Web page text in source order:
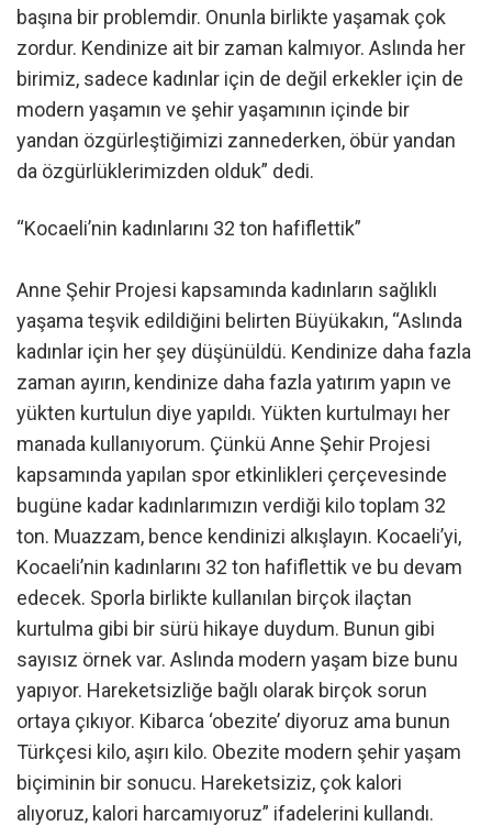
başına bir problemdir. Onunla birlikte yaşamak çok
zordur. Kendinize ait bir zaman kalmıyor. Aslında her
birimiz, sadece kadınlar için de değil erkekler için de
modern yaşamın ve şehir yaşamının içinde bir
yandan özgürleştiğimizi zannederken, öbür yandan
da özgürlüklerimizden olduk” dedi.
“Kocaeli’nin kadınlarını 32 ton hafiflettik”
Anne Şehir Projesi kapsamında kadınların sağlıklı
yaşama teşvik edildiğini belirten Büyükakın, “Aslında
kadınlar için her şey düşünüldü. Kendinize daha fazla
zaman ayırın, kendinize daha fazla yatırım yapın ve
yükten kurtulun diye yapıldı. Yükten kurtulmayı her
manada kullanıyorum. Çünkü Anne Şehir Projesi
kapsamında yapılan spor etkinlikleri çerçevesinde
bugüne kadar kadınlarımızın verdiği kilo toplam 32
ton. Muazzam, bence kendinizi alkışlayın. Kocaeli’yi,
Kocaeli’nin kadınlarını 32 ton hafiflettik ve bu devam
edecek. Sporla birlikte kullanılan birçok ilaçtan
kurtulma gibi bir sürü hikaye duydum. Bunun gibi
sayısız örnek var. Aslında modern yaşam bize bunu
yapıyor. Hareketsizliğe bağlı olarak birçok sorun
ortaya çıkıyor. Kibarca ‘obezite’ diyoruz ama bunun
Türkçesi kilo, aşırı kilo. Obezite modern şehir yaşam
biçiminin bir sonucu. Hareketsiziz, çok kalori
alıyoruz, kalori harcamıyoruz” ifadelerini kullandı.